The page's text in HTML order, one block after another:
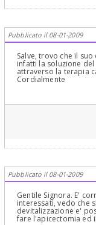
Pubblicato il 08-01-2009
Salve, trovo che il
infatti la soluzione
attraverso la terapia
Cordialmente
Pubblicato il 08-01-2009
Gentile Signora. E'
interessati, vedo che
devitalizzazione e'
fare l'apicectomia ed